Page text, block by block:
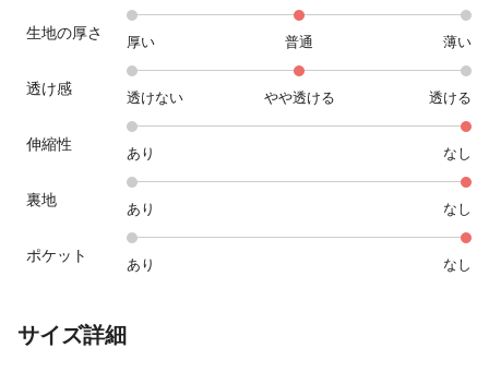
生地の厚さ
厚い 普通 薄い
透け感
透けない やや透ける 透ける
伸縮性
あり なし
裏地
あり なし
ポケット
あり なし
サイズ詳細